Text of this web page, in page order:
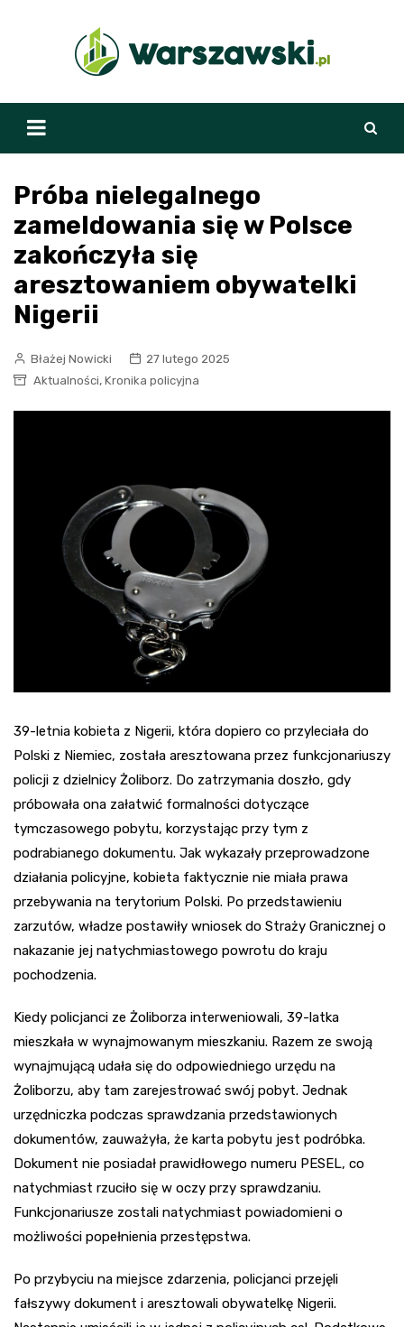
Próba nielegalnego
zameldowania się w Polsce
zakończyła się
aresztowaniem obywatelki
Nigerii
Błażej Nowicki
27 lutego 2025
Aktualności, Kronika policyjna
39-letnia kobieta z Nigerii, która dopiero co przyleciała do
Polski z Niemiec, została aresztowana przez funkcjonariuszy
policji z dzielnicy Żoliborz. Do zatrzymania doszło, gdy
próbowała ona załatwić formalności dotyczące
tymczasowego pobytu, korzystając przy tym z
podrabianego dokumentu. Jak wykazały przeprowadzone
działania policyjne, kobieta faktycznie nie miała prawa
przebywania na terytorium Polski. Po przedstawieniu
zarzutów, władze postawiły wniosek do Straży Granicznej o
nakazanie jej natychmiastowego powrotu do kraju
pochodzenia.
Kiedy policjanci ze Żoliborza interweniowali, 39-latka
mieszkała w wynajmowanym mieszkaniu. Razem ze swoją
wynajmującą udała się do odpowiedniego urzędu na
Żoliborzu, aby tam zarejestrować swój pobyt. Jednak
urzędniczka podczas sprawdzania przedstawionych
dokumentów, zauważyła, że karta pobytu jest podróbka.
Dokument nie posiadał prawidłowego numeru PESEL, co
natychmiast rzuciło się w oczy przy sprawdzaniu.
Funkcjonariusze zostali natychmiast powiadomieni o
możliwości popełnienia przestępstwa.
Po przybyciu na miejsce zdarzenia, policjanci przejęli
fałszywy dokument i aresztowali obywatelkę Nigerii.